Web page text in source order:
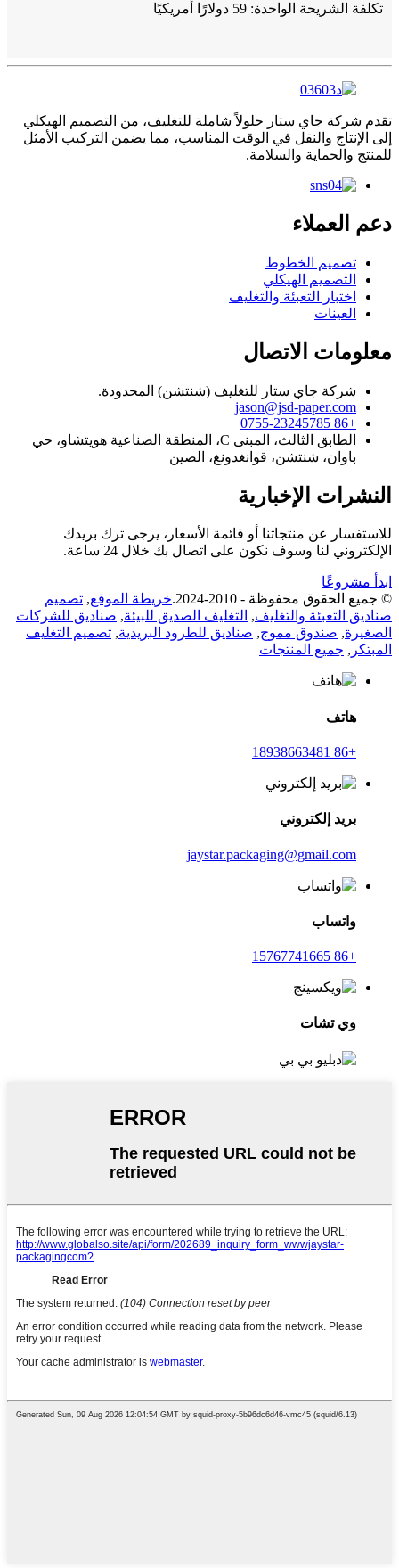
تكلفة الشريحة الواحدة: 59 دولارًا أمريكيًا
تقدم شركة جاي ستار حلولاً شاملة للتغليف، من التصميم الهيكلي
إلى الإنتاج والنقل في الوقت المناسب، مما يضمن التركيب الأمثل
للمنتج والحماية والسلامة.
دعم العملاء
تصميم الخطوط
التصميم الهيكلي
اختبار التعبئة والتغليف
العينات
معلومات الاتصال
شركة جاي ستار للتغليف (شنتشن) المحدودة.
jason@jsd-paper.com
+86 0755-23245785
الطابق الثالث، المبنى C، المنطقة الصناعية هويتشاو، حي
باوان، شنتشن، قوانغدونغ، الصين
النشرات الإخبارية
للاستفسار عن منتجاتنا أو قائمة الأسعار، يرجى ترك بريدك
الإلكتروني لنا وسوف نكون على اتصال بك خلال 24 ساعة.
ابدأ مشروعًا
© جميع الحقوق محفوظة - 2010-2024.
خريطة الموقع, تصميم
صناديق التعبئة والتغليف, التغليف الصديق للبيئة, صناديق للشركات
الصغيرة, صندوق مموج, صناديق للطرود البريدية, تصميم التغليف
المبتكر , جميع المنتجات
هاتف
+86 18938663481
بريد إلكتروني
jaystar.packaging@gmail.com
واتساب
+86 15767741665
وي تشات